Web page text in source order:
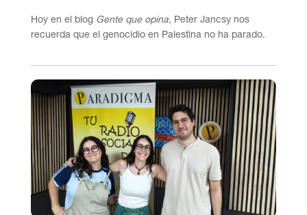
Hoy en el blog Gente que opina, Peter Jancsy nos
recuerda que el genocidio en Palestina no ha parado.